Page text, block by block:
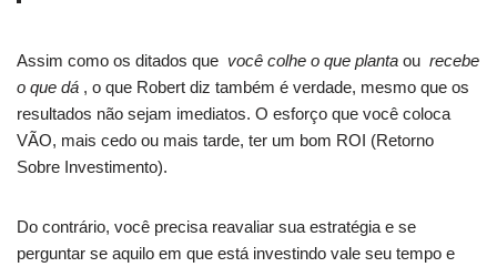
Assim como os ditados que você colhe o que planta ou recebe
o que dá , o que Robert diz também é verdade, mesmo que os
resultados não sejam imediatos. O esforço que você coloca
VÃO, mais cedo ou mais tarde, ter um bom ROI (Retorno
Sobre Investimento).
Do contrário, você precisa reavaliar sua estratégia e se
perguntar se aquilo em que está investindo vale seu tempo e